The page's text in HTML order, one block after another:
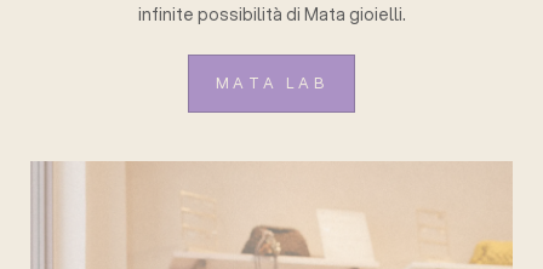
infinite possibilità di Mata gioielli.
MATA LAB